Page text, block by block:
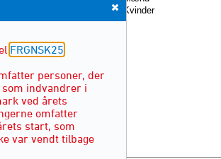
FRGNSK25
personer, der
indvandrer i
ved årets
omfatter
start, som
var vendt tilbage